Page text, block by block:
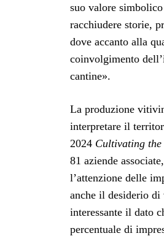
suo valore
racchiudere storie,
dove accanto alla
coinvolgimento
cantine».
La produzione
interpretare il
2024 Cultivating
81 aziende
l’attenzione delle
anche il desiderio
interessante il dato
percentuale di